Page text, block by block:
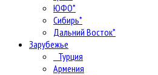
ЮФО*
Сибирь*
Дальний Восток*
Зарубежье
Турция
Армения